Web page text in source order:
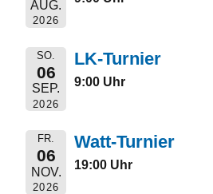
AUG.
2026
SO.
06
SEP.
2026
LK-Turnier
9:00 Uhr
FR.
06
NOV.
2026
Watt-Turnier
19:00 Uhr